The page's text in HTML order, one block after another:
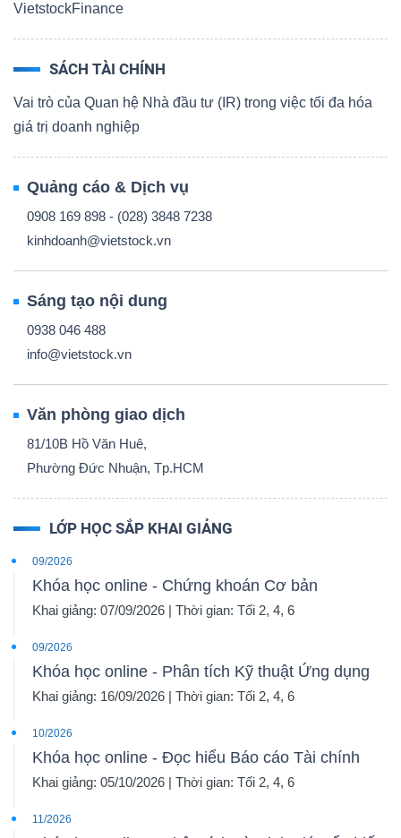
VietstockFinance
SÁCH TÀI CHÍNH
Vai trò của Quan hệ Nhà đầu tư (IR) trong việc tối đa hóa
giá trị doanh nghiệp
Quảng cáo & Dịch vụ
0908 169 898 - (028) 3848 7238
kinhdoanh@vietstock.vn
Sáng tạo nội dung
0938 046 488
info@vietstock.vn
Văn phòng giao dịch
81/10B Hồ Văn Huê,
Phường Đức Nhuận, Tp.HCM
LỚP HỌC SẮP KHAI GIẢNG
09/2026
Khóa học online - Chứng khoán Cơ bản
Khai giảng: 07/09/2026 | Thời gian: Tối 2, 4, 6
09/2026
Khóa học online - Phân tích Kỹ thuật Ứng dụng
Khai giảng: 16/09/2026 | Thời gian: Tối 2, 4, 6
10/2026
Khóa học online - Đọc hiểu Báo cáo Tài chính
Khai giảng: 05/10/2026 | Thời gian: Tối 2, 4, 6
11/2026